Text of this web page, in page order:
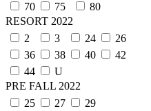
70
75
80
RESORT 2022
2
3 24
26
36
38 40
42
44
U
PRE FALL 2022
25
27
29